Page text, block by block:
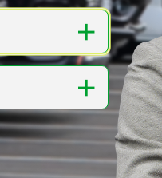
＋ 車
＋ 走行
無料で査定する